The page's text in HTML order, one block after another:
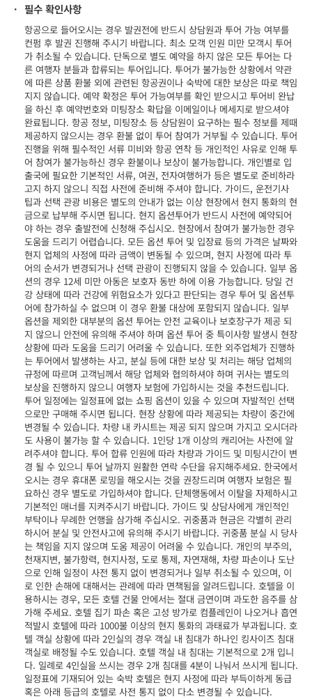
· 필수 확인사항
항공으로 들어오시는 경우 발권전에 반드시 상담원과 투어 가능 여부를
컨펌 후 발권 진행해 주시기 바랍니다. 최소 모객 인원 미만 모객시 투어
가 취소될 수 있습니다. 단독으로 별도 예약을 하지 않은 모든 투어는 다
른 여행자 분들과 합류되는 투어입니다. 투어가 불가능한 상황에서 약관
에 따른 상품 환불 외에 관련된 항공권이나 숙박에 대한 보상은 따로 책임
지지 않습니다. 예약 확정은 투어 가능여부를 확인 받으시고 투어비 완납
을 하신 후 예약번호와 미팅장소 확답을 이메일이나 메세지로 받으셔야
완료됩니다. 항공 정보, 미팅장소 등 상담원이 요구하는 필수 정보를 제때
제공하지 않으시는 경우 환불 없이 투어 참여가 거부될 수 있습니다. 투어
진행을 위해 필수적인 서류 미비와 항공 연착 등 개인적인 사유로 인해 투
어 참여가 불가능하신 경우 환불이나 보상이 불가능합니다. 개인별로 입
출국에 필요한 기본적인 서류, 여권, 전자여행허가 등은 별도로 준비하라
고지 하지 않으니 직접 사전에 준비해 주셔야 합니다. 가이드, 운전기사
팁과 선택 관광 비용은 별도의 안내가 없는 이상 현장에서 현지 통화의 현
금으로 납부해 주시면 됩니다. 현지 옵션투어가 반드시 사전에 예약되어
야 하는 경우 출발전에 신청해 주십시오. 현장에서 참여가 불가능한 경우
도움을 드리기 어렵습니다. 모든 옵션 투어 및 입장료 등의 가격은 날짜와
현지 업체의 사정에 따라 금액이 변동될 수 있으며, 현지 사정에 따라 투
어의 순서가 변경되거나 선택 관광이 진행되지 않을 수 있습니다. 일부 옵
션의 경우 12세 미만 아동은 보호자 동반 하에 이용 가능합니다. 당일 건
강 상태에 따라 건강에 위험요소가 있다고 판단되는 경우 투어 및 옵션투
어에 참가하실 수 없으며 이 경우 환불 대상에 포함되지 않습니다. 일부
옵션을 제외한 대부분의 옵션 투어는 안전 교육이나 보호장구가 제공 되
지 않으니 안전에 유의해 주셔야 하며 옵션 투어 중 특이사항 발생시 현장
상황에 따라 도움을 드리기 어려울 수 있습니다. 또한 외주업체가 진행하
는 투어에서 발생하는 사고, 분실 등에 대한 보상 및 처리는 해당 업체의
규정에 따르며 고객님께서 해당 업체와 협의하셔야 하며 귀사는 별도의
보상을 진행하지 않으니 여행자 보험에 가입하시는 것을 추천드립니다.
투어 일정에는 일정표에 없는 쇼핑 옵션이 있을 수 있으며 자발적인 선택
으로만 구매해 주시면 됩니다. 현장 상황에 따라 제공되는 차량이 중간에
변경될 수 있습니다. 차량 내 카시트는 제공 되지 않으며 가지고 오시더라
도 사용이 불가능 할 수 있습니다. 1인당 1개 이상의 캐리어는 사전에 알
려주셔야 합니다. 투어 합류 인원에 따라 차량과 가이드 및 미팅시간이 변
경 될 수 있으니 투어 날까지 원활한 연락 수단을 유지해주세요. 한국에서
오시는 경우 휴대폰 로밍을 해오시는 것을 권장드리며 여행자 보험은 필
요하신 경우 별도로 가입하셔야 합니다. 단체행동에서 이탈을 자제하시고
기본적인 매너를 지켜주시기 바랍니다. 가이드 및 상담사에게 개인적인
부탁이나 무례한 언행을 삼가해 주십시오. 귀중품과 현금은 각별히 관리
하시어 분실 및 안전사고에 유의해 주시기 바랍니다. 귀중품 분실 시 당사
는 책임을 지지 않으며 도움 제공이 어려울 수 있습니다. 개인의 부주의,
천재지변, 불가항력, 현지사정, 도로 통제, 자연재해, 차량 파손이나 도난
으로 인해 일정이 사전 통지 없이 변경되거나 일부 취소될 수 있으며, 이
로 인한 손해에 대해서는 관례에 따라 면책됨을 알려드립니다. 호텔을 이
용하시는 경우, 모든 호텔 건물 안에서는 절대 금연이며 과도한 음주를 삼
가해 주세요. 호텔 집기 파손 혹은 고성 방가로 컴플레인이 나오거나 흡연
적발시 호텔에 따라 1000불 이상의 현지 통화의 과태료가 부과됩니다. 호
텔 객실 상황에 따라 2인실의 경우 객실 내 침대가 하나인 킹사이즈 침대
객실로 배정될 수도 있습니다. 호텔 객실 내 침대는 기본적으로 2개 입니
다. 일례로 4인실을 쓰시는 경우 2개 침대를 4분이 나눠서 쓰시게 됩니다.
일정표에 기재되어 있는 숙박 호텔은 현지 사정에 따라 부득이하게 동급
혹은 아래 등급의 호텔로 사전 통지 없이 다소 변경될 수 있습니다.